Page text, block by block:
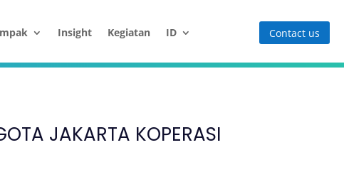
Insight Kegiatan ID Contact us
JAKARTA KOPERASI